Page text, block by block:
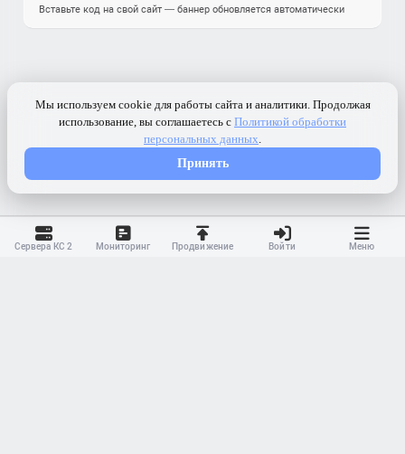
Вставьте код на свой сайт — баннер обновляется автоматически
Сервера КС 2 Мониторинг Продвижение Войти Меню